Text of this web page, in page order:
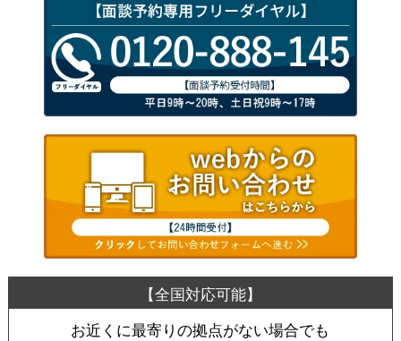
お近くに最寄りの拠点がない場合でも